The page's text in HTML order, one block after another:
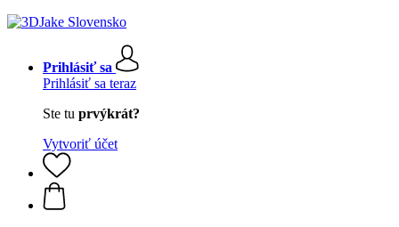
Prihlásiť sa
Prihlásiť sa teraz
Ste tu prvýkrát?
Vytvoriť účet